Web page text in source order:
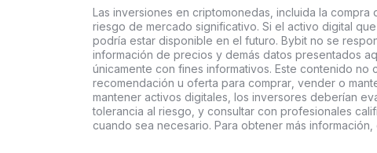
Las inversiones en criptomonedas, incluida la
riesgo de mercado significativo. Si el activo digital
podría estar disponible en el futuro. Bybit no se
información de precios y demás datos presentados
únicamente con fines informativos. Este contenido no
recomendación u oferta para comprar, vender o
mantener activos digitales, los inversores deberían
tolerancia al riesgo, y consultar con profesionales
cuando sea necesario. Para obtener más